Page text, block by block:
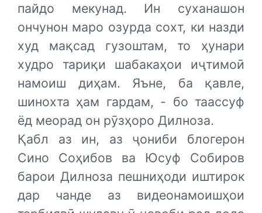
пайдо мекунад. Ин суханашон
ончунон маро озурда сохт, ки назди
худ мақсад гузоштам, то ҳунари
худро тариқи шабакаҳои иҷтимоӣ
намоиш диҳам. Яъне, ба қавле,
шинохта ҳам гардам, - бо таассуф
ёд меорад он рӯзҳоро Дилноза.
Қабл аз ин, аз ҷониби блогерон
Сино Соҳибов ва Юсуф Собиров
барои Дилноза пешниҳоди иштирок
дар чанде аз видеонамоишҳои